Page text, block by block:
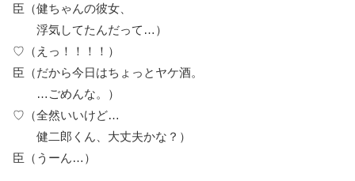
臣（健ちゃんの彼女、
浮気してたんだって…）
♡（えっ！！！！）
臣（だから今日はちょっとヤケ酒。
…ごめんな。）
♡（全然いいけど…
健二郎くん、大丈夫かな？）
臣（うーん…）